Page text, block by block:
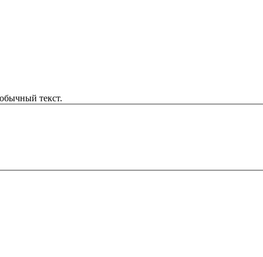
текст.